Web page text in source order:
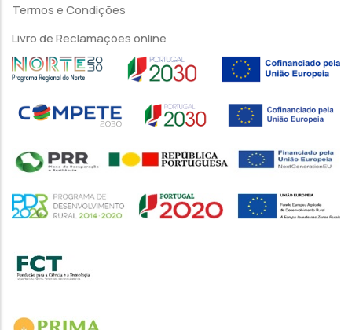
Termos e Condições
Livro de Reclamações online